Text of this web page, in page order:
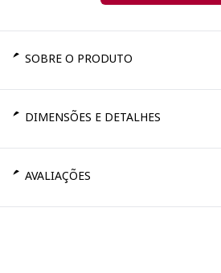
SOBRE O PRODUTO
DIMENSÕES E DETALHES
AVALIAÇÕES